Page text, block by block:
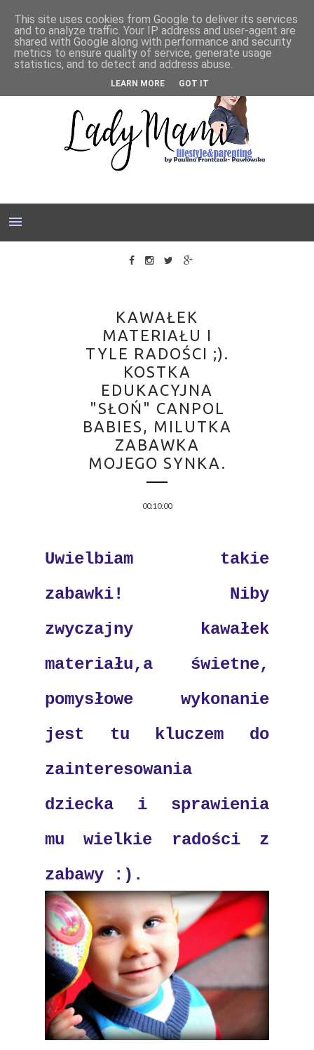
KAWAŁEK
MATERIAŁU I
TYLE RADOŚCI ;).
KOSTKA
EDUKACYJNA
"SŁOŃ" CANPOL
BABIES, MILUTKA
ZABAWKA
MOJEGO SYNKA.
00:10:00
Uwielbiam takie
zabawki! Niby
zwyczajny kawałek
materiału,a świetne,
pomysłowe wykonanie
jest tu kluczem do
zainteresowania
dziecka i sprawienia
mu wielkie radości z
zabawy :) .
This site uses cookies from Google to deliver its services
and to analyze traffic. Your IP address and user-agent are
shared with Google along with performance and security
metrics to ensure quality of service, generate usage
statistics, and to detect and address abuse.
LEARN MORE GOT IT